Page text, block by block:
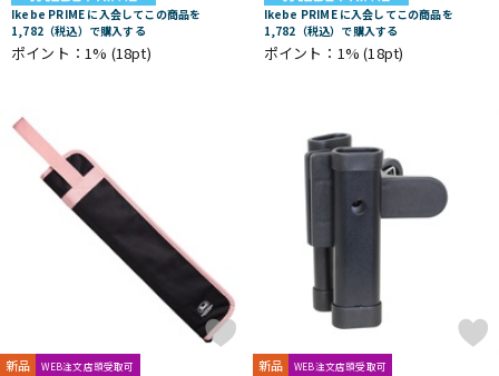
Ikebe PRIME に入会してこの商品を
1,782（税込）で購入する
ポイント：1% (18pt)
Ikebe PRIME に入会してこの商品を
1,782（税込）で購入する
ポイント：1%(18pt)
新品 WEB注文店頭受取可 新品 WEB注文店頭受取可